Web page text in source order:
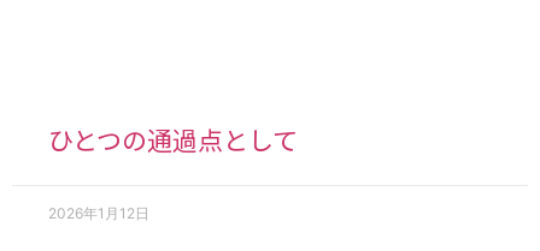
ひとつの通過点として
2026年1月12日